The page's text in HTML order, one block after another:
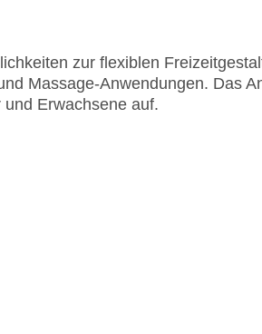
zur flexiblen
Massage-Anwendungen. Das
Erwachsene auf.